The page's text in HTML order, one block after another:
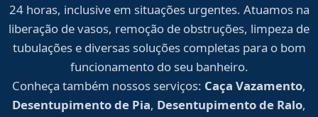
24 horas, inclusive em situações urgentes. Atuamos na
liberação de vasos, remoção de obstruções, limpeza de
tubulações e diversas soluções completas para o bom
funcionamento do seu banheiro.
Conheça também nossos serviços: Caça Vazamento,
Desentupimento de Pia, Desentupimento de Ralo,